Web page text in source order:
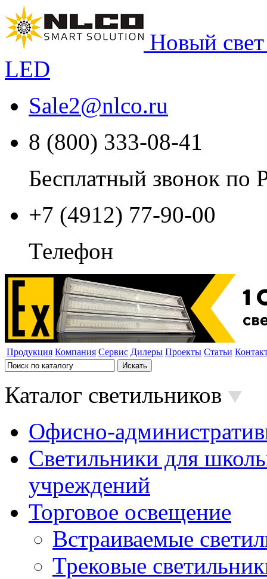
Новый
LED
Sale2@nlco.ru
8 (800) 333-08-41
Бесплатный звонок по
+7 (4912) 77-90-00
Телефон
Продукция Компания Сервис Дилеры Проекты Статьи
Каталог светильников
Офисно-
Светильники для
учреждений
Торговое освещение
Встраиваемые
Трековые